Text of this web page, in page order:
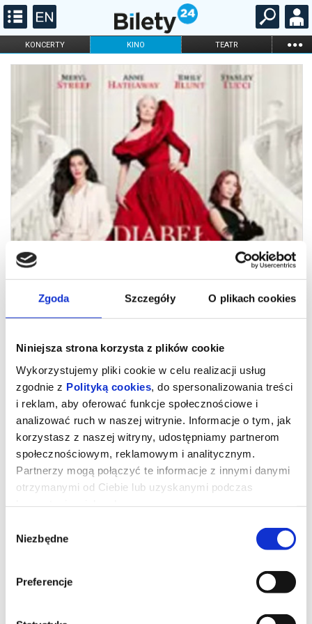
Zgoda Szczegóły O plikach cookies
Niniejsza strona korzysta z plików cookie
Wykorzystujemy pliki cookie w celu realizacji usług
zgodnie z Polityką cookies , do spersonalizowania treści
i reklam, aby oferować funkcje społecznościowe i
analizować ruch w naszej witrynie. Informacje o tym, jak
korzystasz z naszej witryny, udostępniamy partnerom
społecznościowym, reklamowym i analitycznym.
Partnerzy mogą połączyć te informacje z innymi danymi
otrzymanymi od Ciebie lub uzyskanymi podczas
zgody
Niezbędne
Preferencje
KONCERTY KINO TEATR ...
FILHARMONIA OPERA I BALET
DLA DZIECI
ONLINE KARNETY
DIABEŁ UBIERA SIĘ U PRADY 2
Emily i Nigela Meryl Streep, Anne Hathaway, Emily Blunt i Stanley
Tucci powracają na tętniące modą ulice Nowego Jorku i do
eleganckich biur magazynu Runway w filmie „Diabeł ubiera się u
całe pokolenie. Zareżyserię odpowiada David Frankel, scenariusz